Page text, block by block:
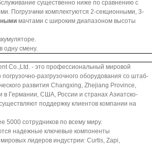
существенно ниже по сравнению с
Погрузчики комплектуются 2-секционными, 3-
мачтами с широким диапазоном высоты
одну смену.
Co.,Ltd. - это профессиональный мировой
погрузочно-разгрузочного оборудования со штаб-
развития Changxing, Zhejiang Province,
в Германии, США, России и странах Азиатско-
поддержку клиентов компании на
5000 сотрудников по всему миру.
надежные ключевые компоненты
мировых лидеров индустрии: Curtis, Zapi,